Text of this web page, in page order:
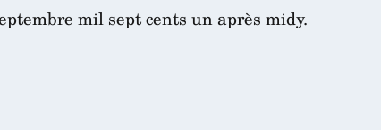
mil sept cents un après midy.